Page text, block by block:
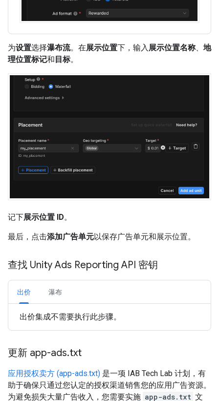
为设置选择瀑布流。在展示位置下，输入展示位置名称、 地
理位置标记和目标。
记下展示位置 ID。
最后，点击添加广告单元以保存广告单元和展示位置。
查找 Unity Ads Reporting API 密钥
出价 瀑布
出价集成不需要执行此步骤。
更新 app-ads.txt
应用授权卖方 (app-ads.txt) 是一项 IAB Tech Lab 计划，有
助于确保只通过您认定的授权渠道销售您的应用广告资源。
为避免损失大量广告收入，您需要实施 app-ads.txt 文